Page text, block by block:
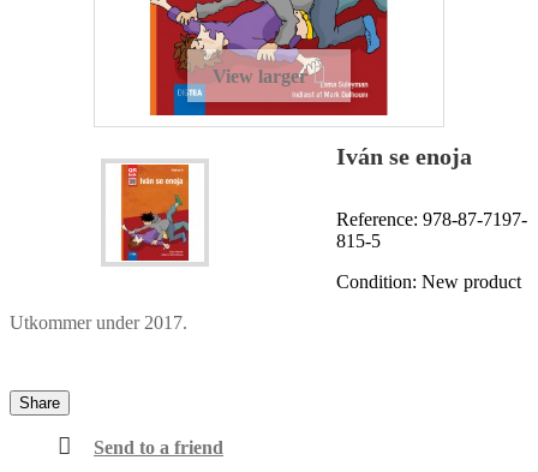
View larger
Iván se enoja
Reference: 978-87-7197-
815-5
Condition: New product
Utkommer under 2017.
Share
Send to a friend